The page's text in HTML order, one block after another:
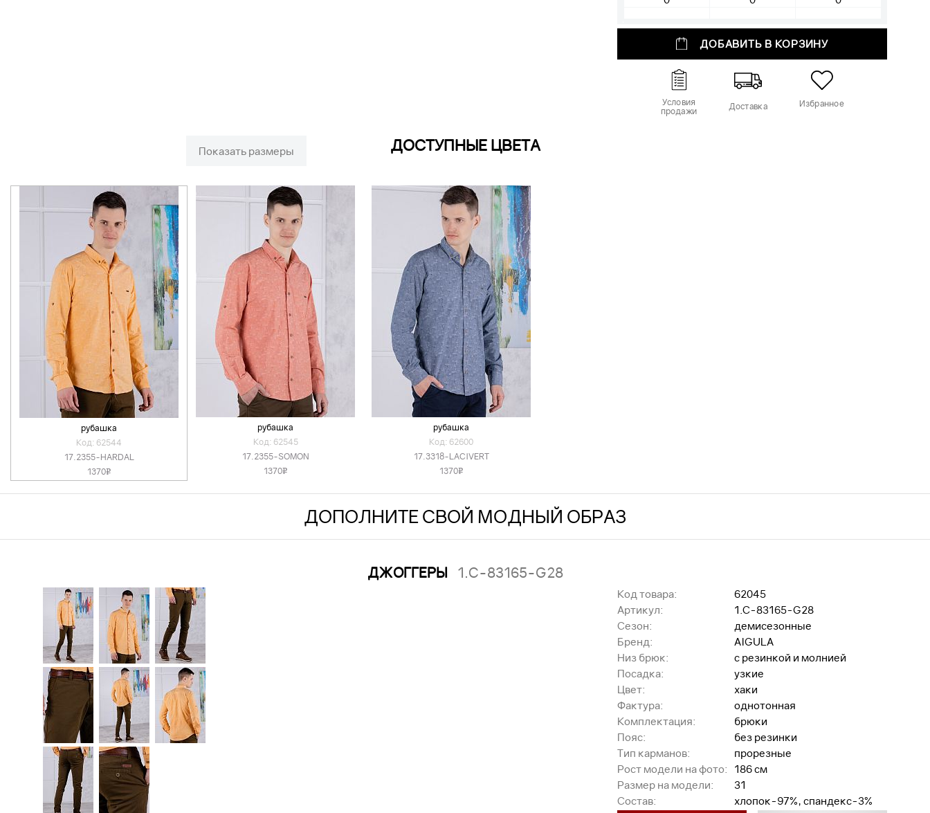
ДОБАВИТЬ В КОРЗИНУ
Условия
продажи Доставка Избранное
Показать размеры ДОСТУПНЫЕ ЦВЕТА
рубашка
Код: 62544
17.2355-HARDAL
1370v
рубашка
Код: 62545
17.2355-SOMON
1370v
рубашка
Код: 62600
17.3318-LACIVERT
1370v
ДОПОЛНИТЕ СВОЙ МОДНЫЙ ОБРАЗ
ДЖОГГЕРЫ 1.C-83165-G28
Код товара:
62045
Артикул:
1.C-83165-G28
Сезон:
демисезонные
Бренд:
AIGULA
Низ брюк:
с резинкой и молнией
Посадка:
узкие
Цвет:
хаки
Фактура:
однотонная
Комплектация:
брюки
Пояс:
без резинки
Тип карманов:
прорезные
Рост модели на фото:
186 см
Размер на модели:
31
Состав:
хлопок-97%, спандекс-3%